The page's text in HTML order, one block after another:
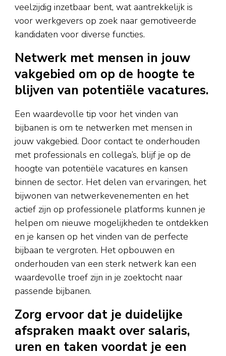
veelzijdig inzetbaar bent, wat aantrekkelijk is
voor werkgevers op zoek naar gemotiveerde
kandidaten voor diverse functies.
Netwerk met mensen in jouw
vakgebied om op de hoogte te
blijven van potentiële vacatures.
Een waardevolle tip voor het vinden van
bijbanen is om te netwerken met mensen in
jouw vakgebied. Door contact te onderhouden
met professionals en collega’s, blijf je op de
hoogte van potentiële vacatures en kansen
binnen de sector. Het delen van ervaringen, het
bijwonen van netwerkevenementen en het
actief zijn op professionele platforms kunnen je
helpen om nieuwe mogelijkheden te ontdekken
en je kansen op het vinden van de perfecte
bijbaan te vergroten. Het opbouwen en
onderhouden van een sterk netwerk kan een
waardevolle troef zijn in je zoektocht naar
passende bijbanen.
Zorg ervoor dat je duidelijke
afspraken maakt over salaris,
uren en taken voordat je een